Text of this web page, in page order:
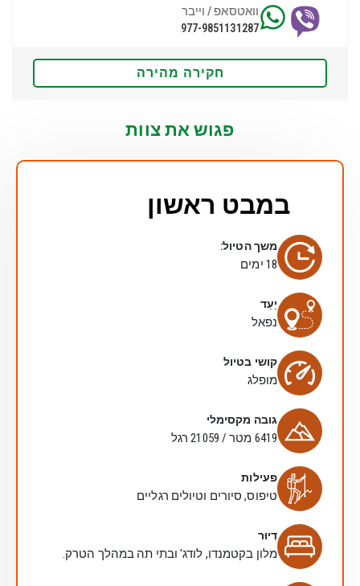
וואטסאפ / וייבר
977-9851131287
חקירה מהירה
פגוש את צוות
במבט ראשון
משך הטיול:
18 ימים
יַעַד
נפאל
קושי בטיול
מופלג
גובה מקסימלי
6419 מטר / 21059 רגל
פעילות
טיפוס, סיורים וטיולים רגליים
דִיוּר
מלון בקטמנדו, לודג' ובתי תה במהלך הטרק.